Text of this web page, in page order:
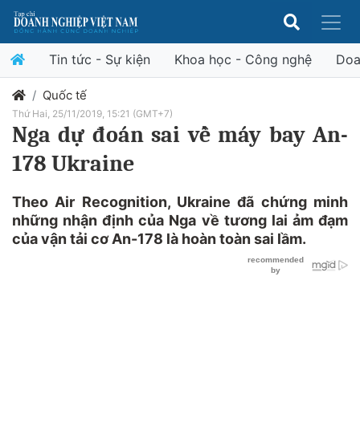
Tin tức - Sự kiện Khoa học - Công nghệ
Quốc tế
Thứ Hai, 25/11/2019, 15:21 (GMT+7)
Nga dự đoán sai về máy bay An-
178 Ukraine
Theo Air Recognition, Ukraine đã chứng minh
những nhận định của Nga về tương lai ảm đạm
của vận tải cơ An-178 là hoàn toàn sai lầm.